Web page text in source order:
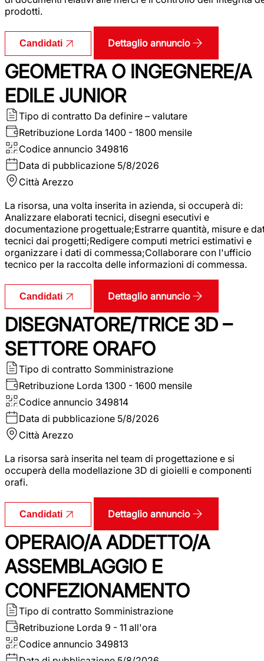
prodotti.
Candidati Dettaglio annuncio
GEOMETRA O INGEGNERE/A
EDILE JUNIOR
Tipo di contratto Da definire – valutare
Retribuzione Lorda 1400 - 1800 mensile
Codice annuncio 349816
Data di pubblicazione 5/8/2026
Città Arezzo
La risorsa, una volta inserita in azienda, si occuperà di:
Analizzare elaborati tecnici, disegni esecutivi e
documentazione progettuale;Estrarre quantità, misure e
tecnici dai progetti;Redigere computi metrici estimativi e
organizzare i dati di commessa;Collaborare con l'ufficio
tecnico per la raccolta delle informazioni di commessa.
Candidati Dettaglio annuncio
DISEGNATORE/TRICE 3D –
SETTORE ORAFO
Tipo di contratto Somministrazione
Retribuzione Lorda 1300 - 1600 mensile
Codice annuncio 349814
Data di pubblicazione 5/8/2026
Città Arezzo
La risorsa sarà inserita nel team di progettazione e si
occuperà della modellazione 3D di gioielli e componenti
orafi.
Candidati Dettaglio annuncio
OPERAIO/A ADDETTO/A
ASSEMBLAGGIO E
CONFEZIONAMENTO
Tipo di contratto Somministrazione
Retribuzione Lorda 9 - 11 all'ora
Codice annuncio 349813